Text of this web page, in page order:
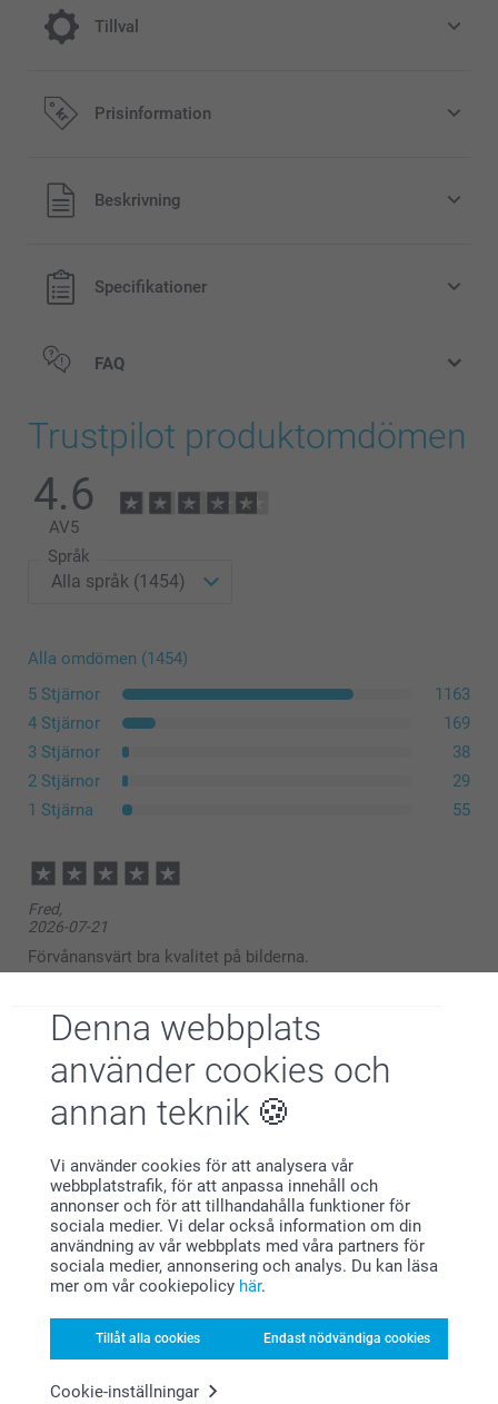
Denna webbplats
använder cookies och
annan teknik
Vi använder cookies för att analysera vår
webbplatstrafik, för att anpassa innehåll och
annonser och för att tillhandahålla funktioner för
sociala medier. Vi delar också information om din
användning av vår webbplats med våra partners för
sociala medier, annonsering och analys. Du kan läsa
mer om vår cookiepolicy här.
Tillåt alla cookies Endast nödvändiga cookies
Cookie-inställningar
Tillval
Jula till din fotomugg
Prisinformation
Alla priser är i svenska kronor (SEK), inklusive moms och
exklusive porto.
Beskrivning
Specifikationer
FAQ
Trustpilot produktomdömen
4.6
AV5
Språk
Alla omdömen (1454)
5 Stjärnor
1163
4 Stjärnor
169
3 Stjärnor
38
2 Stjärnor
29
1 Stjärna
55
Fred,
2026-07-21
Förvånansvärt bra kvalitet på bilderna.
2026-07-22
11:01
är nöjd med din mugg!
Vi önskar dig en fin sommar!
Vänliga hälsningar,
Helene@smartphoto
Peter,
Enkelt och smidigt att beställa. Helt ok kvalitet på
produkten. Mycket prisvärt
Visa reaktioner
2026-07-13
Hej Peter,
är nöjd med din mugg!
Anna Nergårdh,
2026-07-06
Produkten var toppen, leveransen tyvärr senare än utlovat.